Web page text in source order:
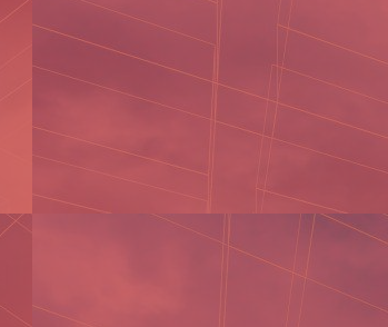
ĐỊA ĐIỂM XI MẠ CHẤT LƯỢNG